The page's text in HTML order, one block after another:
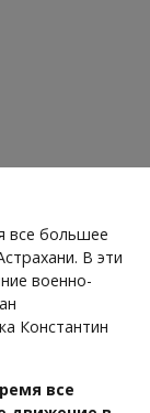
все большее
В эти
военно-
Константин
все